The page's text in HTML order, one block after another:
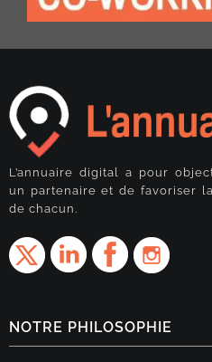
L’annuaire digital a pour
un partenaire et de favoriser
de chacun.
NOTRE PHILOSOPHIE